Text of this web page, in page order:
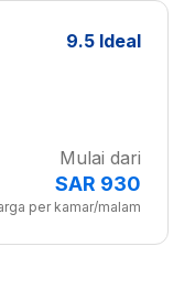
9.5 Ideal
Mulai dari
SAR 930
per kamar/malam